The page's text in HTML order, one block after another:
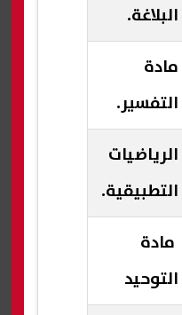
البلاغة.
مادة
التفسير.
الرياضيات
التطبيقية.
مادة
التوحيد